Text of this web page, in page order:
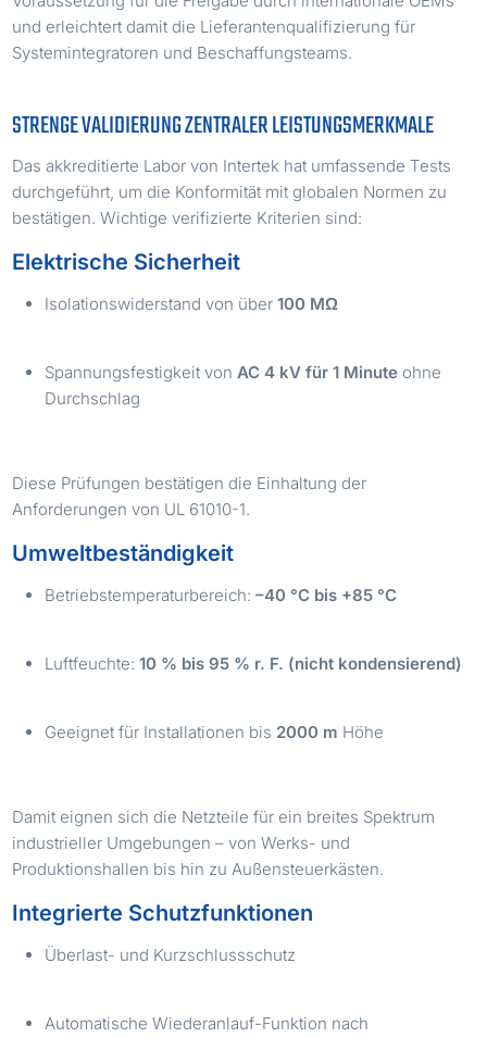
und erleichtert damit die Lieferantenqualifizierung für
Systemintegratoren und Beschaffungsteams.
STRENGE VALIDIERUNG ZENTRALER LEISTUNGSMERKMALE
Das akkreditierte Labor von Intertek hat umfassende Tests
durchgeführt, um die Konformität mit globalen Normen zu
bestätigen. Wichtige verifizierte Kriterien sind:
Elektrische Sicherheit
Isolationswiderstand von über100 MΩ
Spannungsfestigkeit vonAC 4 kV für 1 Minute ohne
Durchschlag
Diese Prüfungen bestätigen die Einhaltung der
Anforderungen von UL 61010-1.
Umweltbeständigkeit
Betriebstemperaturbereich:–40 °C bis +85 °C
Luftfeuchte:10 % bis 95 % r. F. (nicht kondensierend)
Geeignet für Installationen bis 2000 m Höhe
Damit eignen sich die Netzteile für ein breites Spektrum
industrieller Umgebungen – von Werks- und
Produktionshallen bis hin zu Außensteuerkästen.
Integrierte Schutzfunktionen
Überlast- und Kurzschlussschutz
Automatische Wiederanlauf-Funktion nach